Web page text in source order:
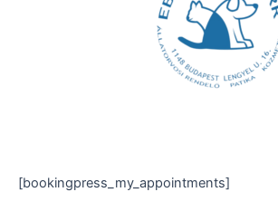
[bookingpress_my_appointments]